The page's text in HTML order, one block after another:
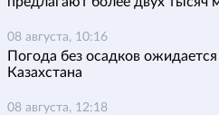
08 августа, 10:16
Погода без осадков
Казахстана
08 августа, 12:18